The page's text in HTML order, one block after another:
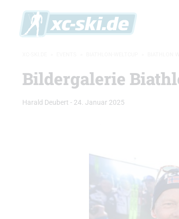
Bildergalerie
Harald Deubert - 24. Januar 2025